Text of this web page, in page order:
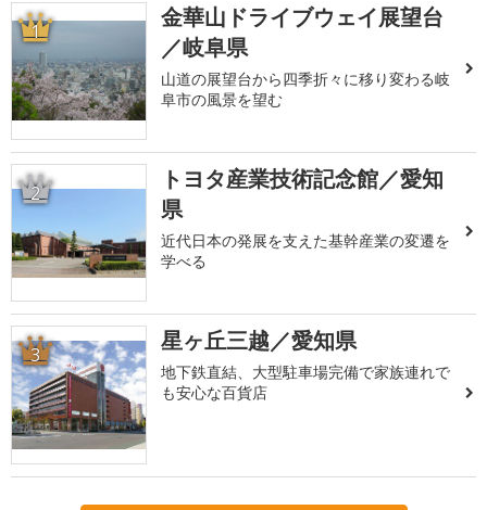
1
金華山ドライブウェイ展望台
／岐阜県
山道の展望台から四季折々に移り変わる岐
阜市の風景を望む
2
トヨタ産業技術記念館／愛知
県
近代日本の発展を支えた基幹産業の変遷を
学べる
3 星ヶ丘三越／愛知県
地下鉄直結、大型駐車場完備で家族連れで
も安心な百貨店